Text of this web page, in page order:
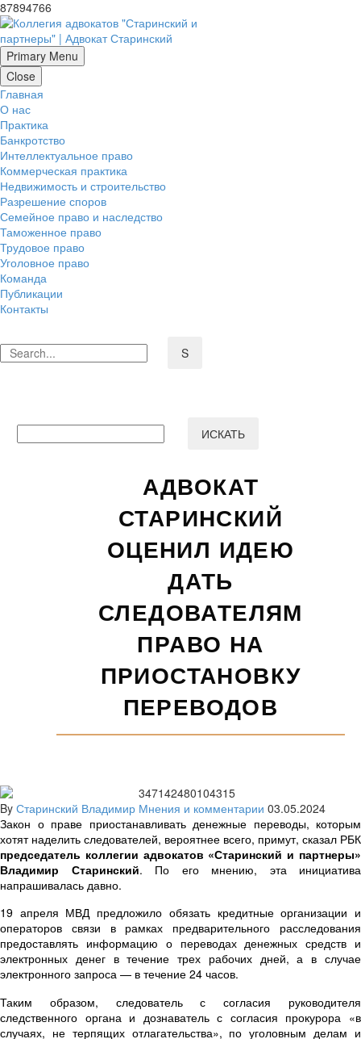
87894766
Primary Menu
Close
Главная
О нас
Практика
Банкротство
Интеллектуальное право
Коммерческая практика
Недвижимость и строительство
Разрешение споров
Семейное право и наследство
Таможенное право
Трудовое право
Уголовное право
Команда
Публикации
Контакты
ИСКАТЬ
АДВОКАТ
СТАРИНСКИЙ
ОЦЕНИЛ ИДЕЮ
ДАТЬ
СЛЕДОВАТЕЛЯМ
ПРАВО НА
ПРИОСТАНОВКУ
ПЕРЕВОДОВ
By Старинский Владимир Мнения и комментарии 03.05.2024
Закон о праве приостанавливать денежные переводы, которым
хотят наделить следователей, вероятнее всего, примут, сказал РБК
председатель коллегии адвокатов «Старинский и партнеры»
Владимир Старинский. По его мнению, эта инициатива
напрашивалась давно.
19 апреля МВД предложило обязать кредитные организации и
операторов связи в рамках предварительного расследования
предоставлять информацию о переводах денежных средств и
электронных денег в течение трех рабочих дней, а в случае
электронного запроса — в течение 24 часов.
Таким образом, следователь с согласия руководителя
следственного органа и дознаватель с согласия прокурора «в
случаях, не терпящих отлагательства», по уголовным делам и